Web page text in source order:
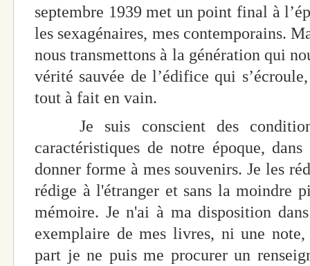
septembre 1939 met un point final à
les sexagénaires, mes contemporains.
nous transmettons à la génération qui
vérité sauvée de l’édifice qui
tout à fait en vain.
Je suis conscient des
caractéristiques de notre époque,
donner forme à mes souvenirs. Je les
rédige à l'étranger et sans la moindre
mémoire. Je n'ai à ma disposition
exemplaire de mes livres, ni une
part je ne puis me procurer un